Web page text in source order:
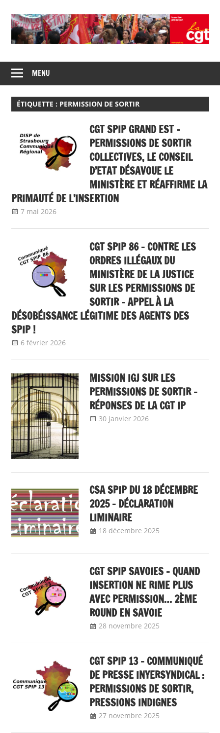
content
CGT
insertion
probation
de
syndicats
CGT
insertion
probation
MENU
ÉTIQUETTE : PERMISSION DE SORTIR
CGT SPIP GRAND EST –
PERMISSIONS DE SORTIR
COLLECTIVES, LE CONSEIL
D’ETAT DÉSAVOUE LE
MINISTÈRE ET RÉAFFIRME LA
PRIMAUTÉ DE L’INSERTION
7 mai 2026
CGT SPIP 86 – CONTRE LES
ORDRES ILLÉGAUX DU
MINISTÈRE DE LA JUSTICE
SUR LES PERMISSIONS DE
SORTIR – APPEL À LA
DÉSOBÉISSANCE LÉGITIME DES AGENTS DES
SPIP !
6 février 2026
MISSION IGJ SUR LES
PERMISSIONS DE SORTIR –
RÉPONSES DE LA CGT IP
30 janvier 2026
CSA SPIP DU 18 DÉCEMBRE
2025 – DÉCLARATION
LIMINAIRE
18 décembre 2025
national
CGT SPIP SAVOIES – QUAND
INSERTION NE RIME PLUS
AVEC PERMISSION… 2ÈME
ROUND EN SAVOIE
28 novembre 2025
CGT SPIP 13 – COMMUNIQUÉ
DE PRESSE INYERSYNDICAL :
PERMISSIONS DE SORTIR,
PRESSIONS INDIGNES
27 novembre 2025